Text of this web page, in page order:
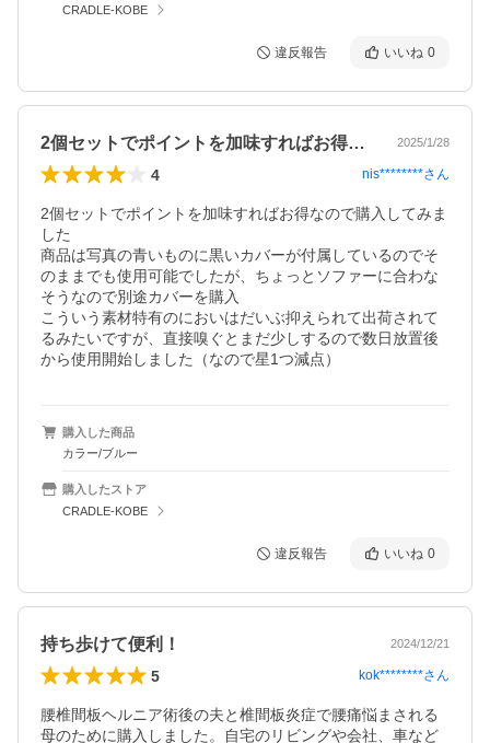
CRADLE-KOBE
違反報告 いいね 0
2個セットでポイントを加味すればお得な… 2025/1/28
4 nis********さん
2個セットでポイントを加味すればお得なので購入してみま
した
商品は写真の青いものに黒いカバーが付属しているのでそ
のままでも使用可能でしたが、ちょっとソファーに合わな
そうなので別途カバーを購入
こういう素材特有のにおいはだいぶ抑えられて出荷されて
るみたいですが、直接嗅ぐとまだ少しするので数日放置後
から使用開始しました（なので星1つ減点）
購入した商品
カラー/ブルー
購入したストア
CRADLE-KOBE
違反報告 いいね 0
持ち歩けて便利！ 2024/12/21
5 kok********さん
腰椎間板ヘルニア術後の夫と椎間板炎症で腰痛悩まされる
母のために購入しました。自宅のリビングや会社、車など